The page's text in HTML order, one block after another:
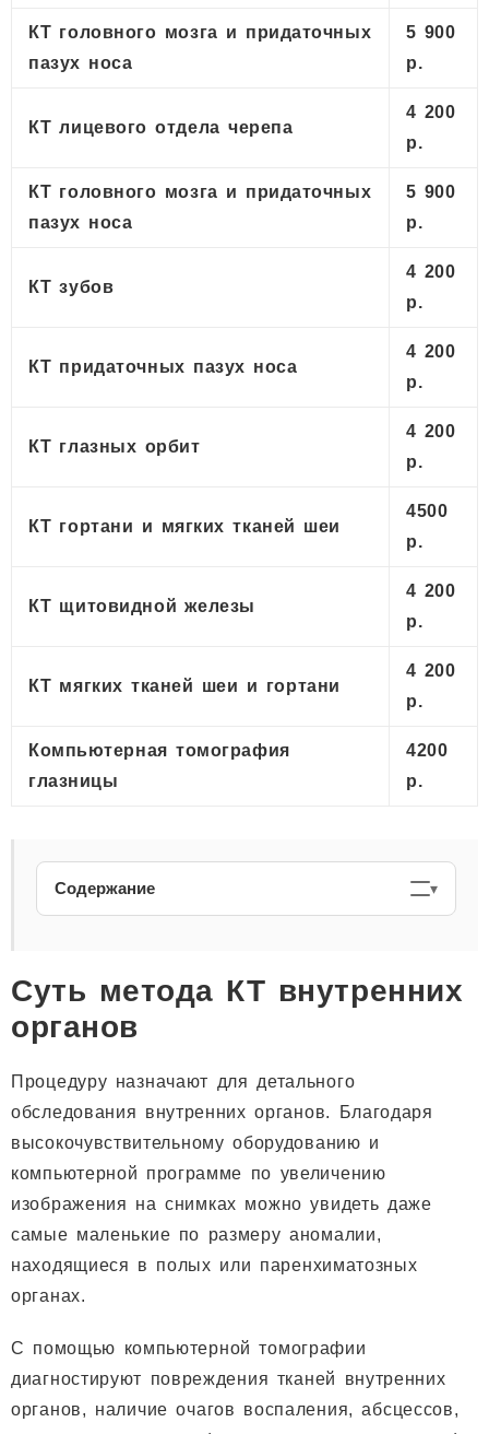
КТ головного мозга и придаточных
пазух носа
5 900
р.
КТ лицевого отдела черепа
4 200
р.
КТ головного мозга и придаточных
пазух носа
5 900
р.
КТ зубов
4 200
р.
КТ придаточных пазух носа
4 200
р.
КТ глазных орбит
4 200
р.
КТ гортани и мягких тканей шеи
4500
р.
КТ щитовидной железы
4 200
р.
КТ мягких тканей шеи и гортани
4 200
р.
Компьютерная томография
глазницы
4200
р.
Содержание
Суть метода КТ внутренних
органов
Процедуру назначают для детального
обследования внутренних органов. Благодаря
высокочувствительному оборудованию и
компьютерной программе по увеличению
изображения на снимках можно увидеть даже
самые маленькие по размеру аномалии,
находящиеся в полых или паренхиматозных
органах.
С помощью компьютерной томографии
диагностируют повреждения тканей внутренних
органов, наличие очагов воспаления, абсцессов,